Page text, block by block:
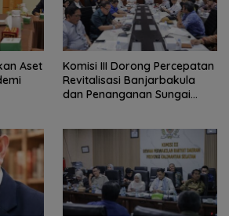
Aset
‎Komisi III Dorong Percepatan
Revitalisasi Banjarbakula
dan Penanganan Sungai